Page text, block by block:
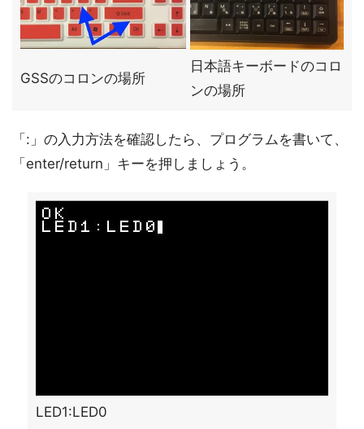
GSSのコロンの場所
日本語キーボードのコロ
ンの場所
「:」の入力方法を確認したら、プログラムを書いて、
「enter/return」キーを押しましょう。
LED1:LED0